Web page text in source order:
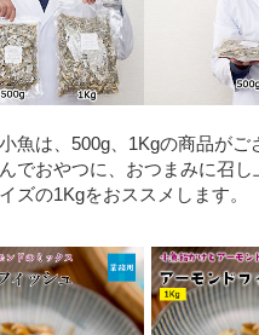
魚は、500g、1Kgの商品がご
でおやつに、おつまみに召し
ズの1Kgをおススメします。